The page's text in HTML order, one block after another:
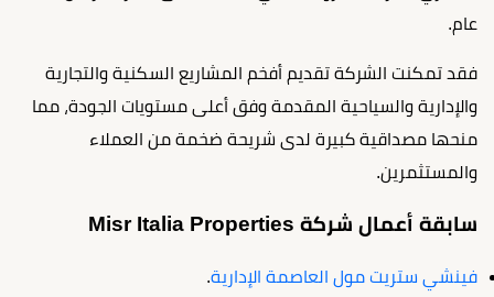
عام.
فقد تمكنت الشركة تقديم أفخم المشاريع السكنية والتجارية
والإدارية والسياحية المقدمة وفق أعلى مستويات الجودة، مما
منحها مصداقية كبيرة لدى شريحة ضخمة من العملاء
والمستثمرين.
سابقة أعمال شركة Misr Italia Properties
فينشي ستريت مول العاصمة الإدارية.